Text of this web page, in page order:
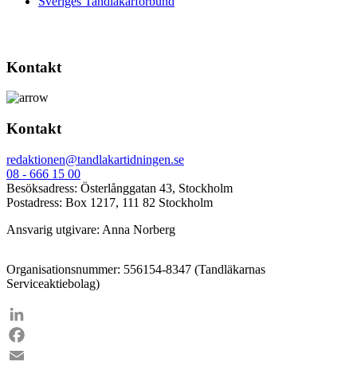
Kontakt
Kontakt
redaktionen@tandlakartidningen.se
08 - 666 15 00
Besöksadress: Österlånggatan 43, Stockholm
Postadress: Box 1217, 111 82 Stockholm
Ansvarig utgivare: Anna Norberg
Organisationsnummer: 556154-8347 (Tandläkarnas
Serviceaktiebolag)
LinkedIn
Facebook